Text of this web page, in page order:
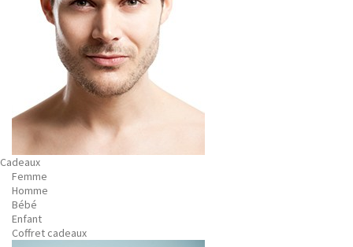
Cadeaux
Femme
Homme
Bébé
Enfant
Coffret cadeaux